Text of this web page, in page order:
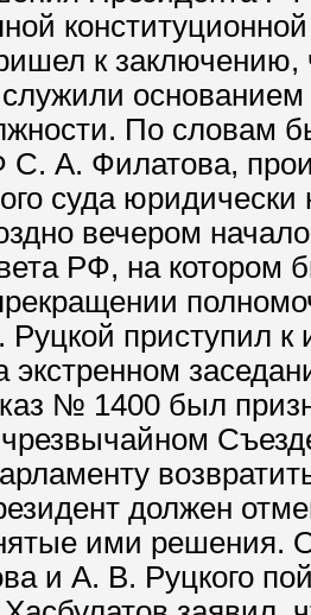
к заключению,
служили
По словам
А. Филатова,
суда
вечером
РФ, на котором
Руцкой приступил
экстренном
№ 1400 был
должен
ими решения.
и А. В. Руцкого